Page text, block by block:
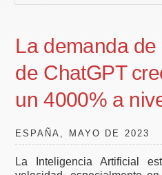
La demanda
de ChatGPT
un 4000% a
ESPAÑA, MAYO DE 2023
La Inteligencia Artificial